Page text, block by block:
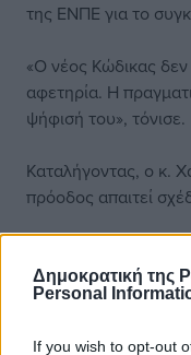
Δημοκρατική της
Personal
If you wish to opt-out
της ΕΝΠΕ για το
«Ο νέος Κώδικας δεν
αφετηρία. Η
ψήφισή του», τόνισε.
Καταλήγοντας, ο κ.
πρόοδος απαιτεί
πρόοδο. Θέλουμε τα
τι πραγματικά